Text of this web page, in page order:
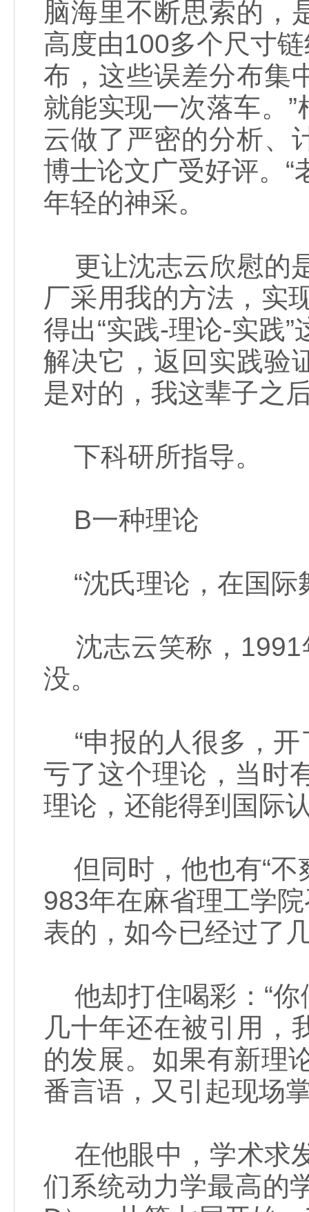
脑海里不断思索的，
高度由100多个尺寸
布，这些误差分布集
就能实现一次落车。
云做了严密的分析、
博士论文广受好评。“
年轻的神采。
更让沈志云欣慰的
厂采用我的方法，实
得出“实践-理论-实践
解决它，返回实践验
是对的，我这辈子之
下科研所指导。
B一种理论
“沈氏理论，在国际
沈志云笑称，1991
没。
“申报的人很多，开
亏了这个理论，当时
理论，还能得到国际
但同时，他也有“不
983年在麻省理工学
表的，如今已经过了
他却打住喝彩：“你
几十年还在被引用，
的发展。如果有新理
番言语，又引起现场
在他眼中，学术求
们系统动力学最高的